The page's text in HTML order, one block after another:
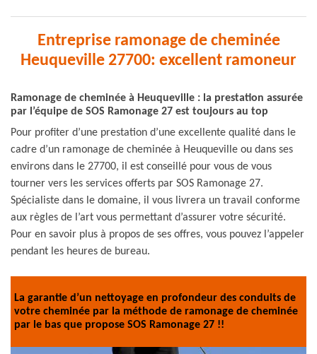
Entreprise ramonage de cheminée
Heuqueville 27700: excellent ramoneur
Ramonage de cheminée à Heuqueville : la prestation assurée
par l’équipe de SOS Ramonage 27 est toujours au top
Pour profiter d’une prestation d’une excellente qualité dans le
cadre d’un ramonage de cheminée à Heuqueville ou dans ses
environs dans le 27700, il est conseillé pour vous de vous
tourner vers les services offerts par SOS Ramonage 27.
Spécialiste dans le domaine, il vous livrera un travail conforme
aux règles de l’art vous permettant d’assurer votre sécurité.
Pour en savoir plus à propos de ses offres, vous pouvez l’appeler
pendant les heures de bureau.
La garantie d’un nettoyage en profondeur des conduits de
votre cheminée par la méthode de ramonage de cheminée
par le bas que propose SOS Ramonage 27 !!